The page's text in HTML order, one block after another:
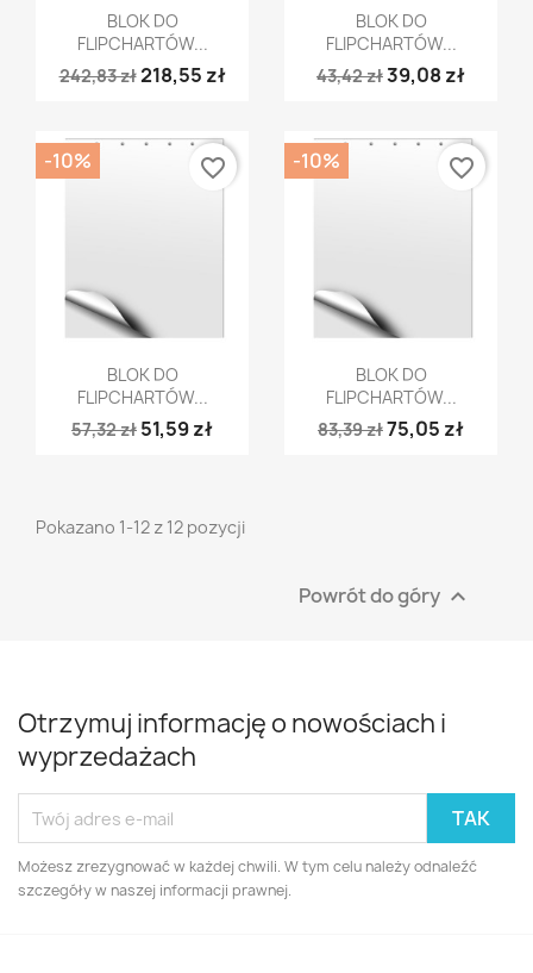
Szybki podgląd
BLOK DO
FLIPCHARTÓW...
242,83 zł218,55 zł
Szybki podgląd
BLOK DO
FLIPCHARTÓW...
43,42 zł39,08 zł
Szybki podgląd
BLOK DO
FLIPCHARTÓW...
57,32 zł 51,59 zł
-10% favorite_border
Szybki podgląd
BLOK DO
FLIPCHARTÓW...
83,39 zł75,05 zł
-10% favorite_border
Pokazano 1-12 z 12 pozycji
Powrót do góry 
Otrzymuj informację o nowościach i
wyprzedażach
Możesz zrezygnować w każdej chwili. W tym celu należy odnaleźć
szczegóły w naszej informacji prawnej.